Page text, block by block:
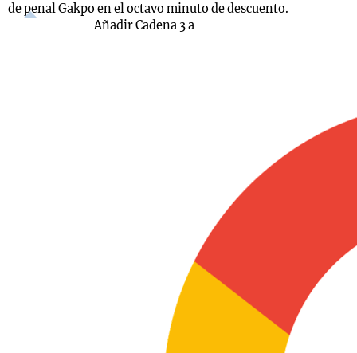
de penal Gakpo en el octavo minuto de descuento.
Añadir Cadena 3 a
Notas